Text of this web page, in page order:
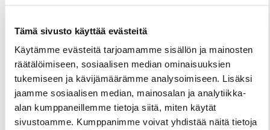
Tämä sivusto käyttää evästeitä
Käytämme evästeitä tarjoamamme sisällön ja mainosten
räätälöimiseen, sosiaalisen median ominaisuuksien
tukemiseen ja kävijämäärämme analysoimiseen. Lisäksi
jaamme sosiaalisen median, mainosalan ja analytiikka-
alan kumppaneillemme tietoja siitä, miten käytät
sivustoamme. Kumppanimme voivat yhdistää näitä tietoja